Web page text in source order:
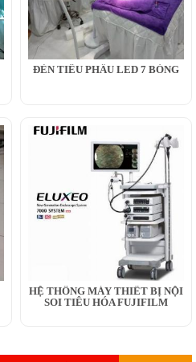
ĐÈN TIỂU PHẪU LED 7 BÓNG
HỆ THỐNG MÁY THIẾT BỊ NỘI
SOI TIÊU HÓA FUJIFILM